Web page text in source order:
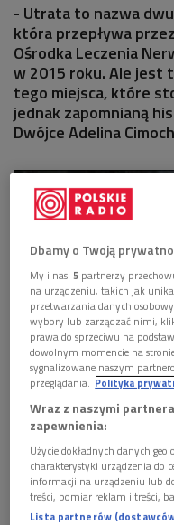
- Utrata to nazwa
która przepływa
Ośrodka Leczenia
w 2015 roku. Ale jest
tego miejsca, które
jednak zapomnianą
Dwójce Adelina
Plakat wystawy Foto: Mat.
POSŁUCHAJ
11:51
Adelina
długo utrwalanego
Dbamy o Twoją
My i nasi5 partnerzy
na urządzeniu, takich jak
przetwarzania danych
wybory lub zarządzać nimi,
prawa do sprzeciwu na
dowolnym momencie na
sygnalizowane naszym
przeglądania. Polityka
Wraz z naszymi
zapewnienia:
Użycie dokładnych danych
charakterystyki urządzenia do
informacji na urządzeniu lub
treści, pomiar reklam i treści,
Lista partnerów